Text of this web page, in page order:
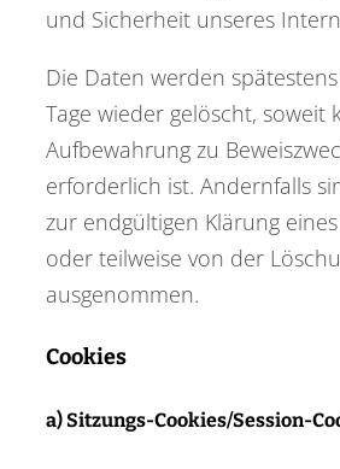
und Sicherheit unseres
Die Daten werden
Tage wieder gelöscht, soweit
Aufbewahrung zu
erforderlich ist. Andernfalls
zur endgültigen Klärung
oder teilweise von der
ausgenommen.
Cookies
a) Sitzungs-Cookies/Session-